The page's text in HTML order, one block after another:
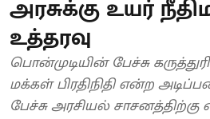
அரசுக்கு உயர்
உத்தரவு
பொன்முடியின் பேச்சு
மக்கள் பிரதிநிதி என்ற
பேச்சு அரசியல் சாசனத்திற்கு